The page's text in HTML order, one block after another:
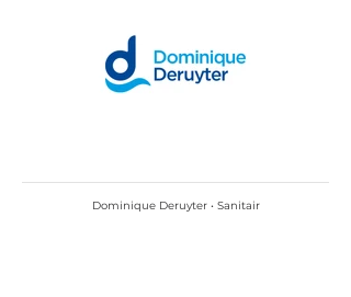
Dominique Deruyter • Sanitair